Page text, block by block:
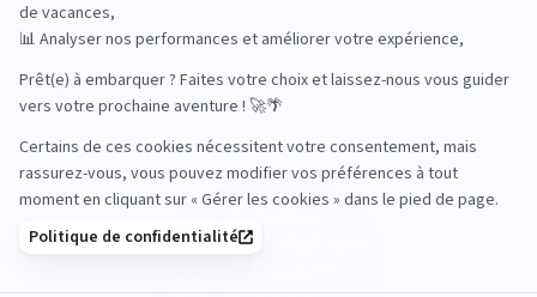
Les récompenses de TUI